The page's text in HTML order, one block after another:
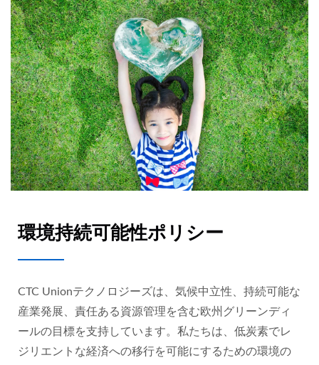
環境持続可能性ポリシー
CTC Unionテクノロジーズは、気候中立性、持続可能な
産業発展、責任ある資源管理を含む欧州グリーンディ
ールの目標を支持しています。私たちは、低炭素でレ
ジリエントな経済への移行を可能にするための環境の